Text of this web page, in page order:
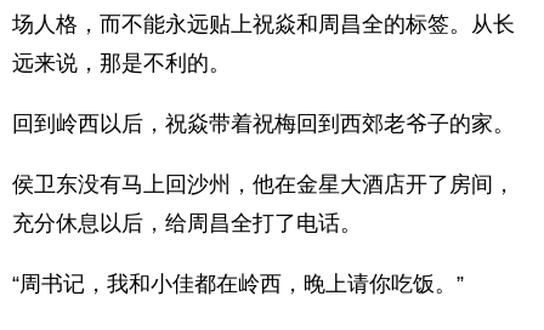
场人格，而不能永远贴上祝焱和周昌全的标签。从长
远来说，那是不利的。
回到岭西以后，祝焱带着祝梅回到西郊老爷子的家。
侯卫东没有马上回沙州，他在金星大酒店开了房间，
充分休息以后，给周昌全打了电话。
“周书记，我和小佳都在岭西，晚上请你吃饭。”